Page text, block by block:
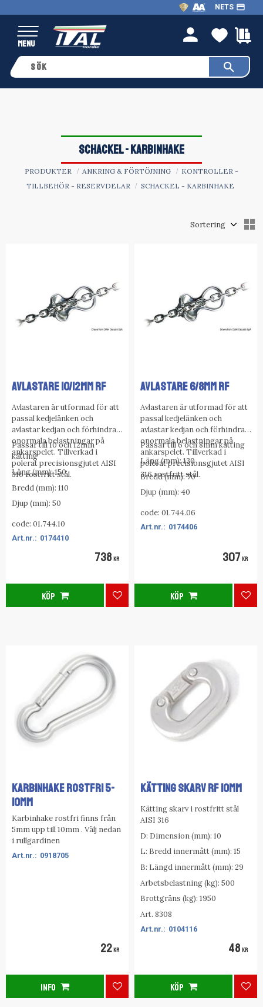
Meny
NETS payment
person
SCHACKEL - KARBINHAKE
PRODUKTER ANKRING & FÖRTÖJNING
KONTROLLER -
TILLBEHÖR - RESERVDELAR
SCHACKEL - KARBINHAKE
AVLASTARE 10/12MM RF
Avlastaren är utformad för att
passal kedjelänken och
avlastar kedjan och förhindrar
onormala belastningar på
ankarspelet. Tillverkad i
polerat precisionsgjutet AISI
316 rostfritt stål.
Passar till 10 och 12mm
kätting
Läng (mm): 150
Bredd (mm): 110
Djup (mm): 50
code: 01.744.10
0174410
738 KR
Lägg till i favoriter
KÖP
AVLASTARE 6/8MM RF
Avlastaren är utformad för att
passal kedjelänken och
avlastar kedjan och förhindrar
onormala belastningar på
ankarspelet. Tillverkad i
polerat precisionsgjutet AISI
316 rostfritt stål.
Passar till 6 och 8mm kätting
Läng (mm): 130
Bredd (mm): 70
Djup (mm): 40
code: 01.744.06
0174406
307 KR
KÖP
Karbinhake Rostfri 5-
10mm
Karbinhake rostfri finns från
5mm upp till 10mm . Välj nedan
i rullgardinen
0918705
22KR
Lägg till i favoriter
INFO
KÄTTING SKARV RF 10MM
Kätting skarv i rostfritt stål
AISI 316
D: Dimension (mm): 10
L: Bredd innermått (mm): 15
B: Längd innermått (mm): 29
Arbetsbelastning (kg): 500
Brottgräns (kg): 1950
Art. 8308
0104116
48 KR
KÖP